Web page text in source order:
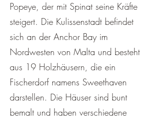
Popeye, der mit Spinat seine Kräfte
steigert. Die Kulissenstadt befindet
sich an der Anchor Bay im
Nordwesten von Malta und besteht
aus 19 Holzhäusern, die ein
Fischerdorf namens Sweethaven
darstellen. Die Häuser sind bunt
bemalt und haben verschiedene